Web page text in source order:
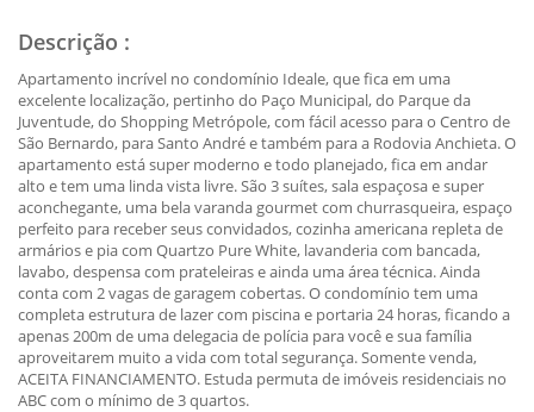
Descrição :
Apartamento incrível no condomínio Ideale, que fica em uma
excelente localização, pertinho do Paço Municipal, do Parque da
Juventude, do Shopping Metrópole, com fácil acesso para o Centro de
São Bernardo, para Santo André e também para a Rodovia Anchieta. O
apartamento está super moderno e todo planejado, fica em andar
alto e tem uma linda vista livre. São 3 suítes, sala espaçosa e super
aconchegante, uma bela varanda gourmet com churrasqueira, espaço
perfeito para receber seus convidados, cozinha americana repleta de
armários e pia com Quartzo Pure White, lavanderia com bancada,
lavabo, despensa com prateleiras e ainda uma área técnica. Ainda
conta com 2 vagas de garagem cobertas. O condomínio tem uma
completa estrutura de lazer com piscina e portaria 24 horas, ficando a
apenas 200m de uma delegacia de polícia para você e sua família
aproveitarem muito a vida com total segurança. Somente venda,
ACEITA FINANCIAMENTO. Estuda permuta de imóveis residenciais no
ABC com o mínimo de 3 quartos.